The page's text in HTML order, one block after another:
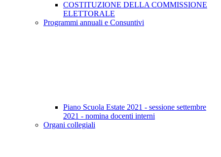
COSTITUZIONE DELLA COMMISSIONE
ELETTORALE
Programmi annuali e Consuntivi
Piano Scuola Estate 2021 - sessione settembre
2021 - nomina docenti interni
Organi collegiali